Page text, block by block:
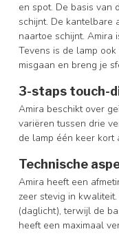
en spot. De basis van
schijnt. De kantelbare
naartoe schijnt. Amira
Tevens is de lamp
misgaan en breng je
3-staps touch-
Amira beschikt over
variëren tussen drie
de lamp één keer kort
Technische
Amira heeft een
zeer stevig in
(daglicht), terwijl de
heeft een maximaal